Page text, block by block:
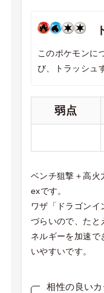
ド
このポケモンに
び、トラッシュ
弱点
ベンチ狙撃＋高火
exです。
ワザ「ドラゴンイ
づらいので、たと
ネルギーを加速で
いやすいです。
相性の良いカ